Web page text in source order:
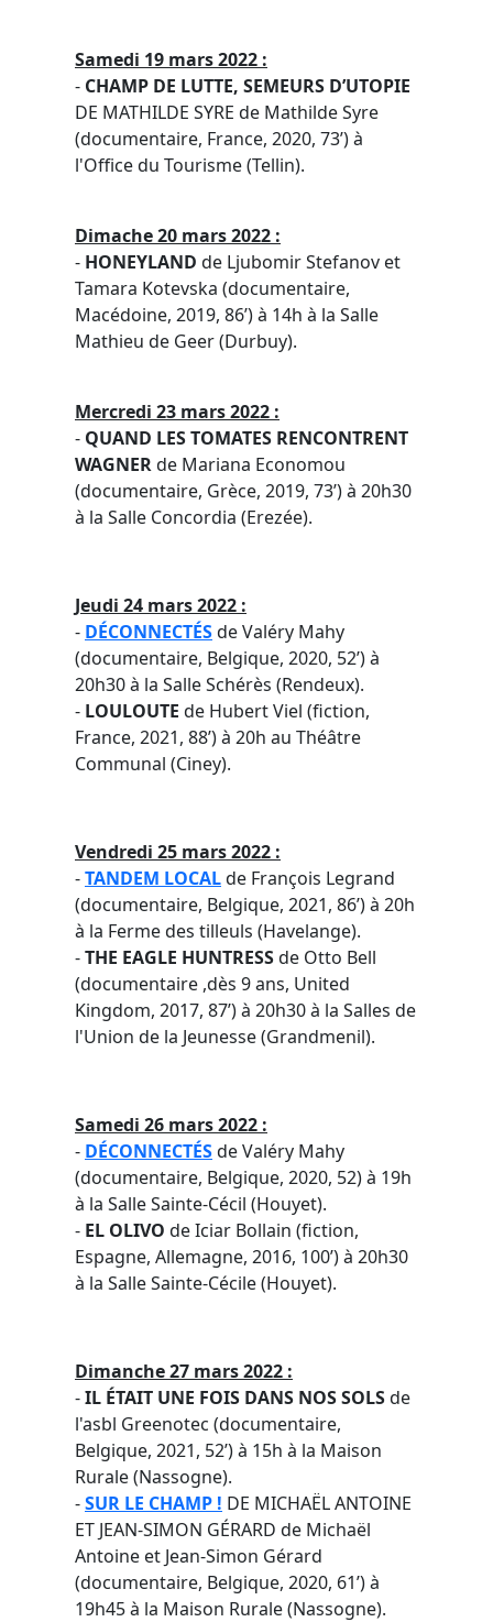
Samedi 19 mars 2022 :
- CHAMP DE LUTTE, SEMEURS D’UTOPIE
DE MATHILDE SYRE de Mathilde Syre
(documentaire, France, 2020, 73’) à
l'Office du Tourisme (Tellin).
Dimache 20 mars 2022 :
- HONEYLAND de Ljubomir Stefanov et
Tamara Kotevska (documentaire,
Macédoine, 2019, 86’) à 14h à la Salle
Mathieu de Geer (Durbuy).
Mercredi 23 mars 2022 :
- QUAND LES TOMATES RENCONTRENT
WAGNERde Mariana Economou
(documentaire, Grèce, 2019, 73’) à 20h30
à la Salle Concordia (Erezée).
Jeudi 24 mars 2022 :
- DÉCONNECTÉSde Valéry Mahy
(documentaire, Belgique, 2020, 52’) à
20h30 à la Salle Schérès (Rendeux).
- LOULOUTE de Hubert Viel (fiction,
France, 2021, 88’) à 20h au Théâtre
Communal (Ciney).
Vendredi 25 mars 2022 :
-TANDEM LOCALde François Legrand
(documentaire, Belgique, 2021, 86’) à 20h
à la Ferme des tilleuls (Havelange).
-THE EAGLE HUNTRESSde Otto Bell
(documentaire ,dès 9 ans, United
Kingdom, 2017, 87’) à 20h30 à la Salles de
l'Union de la Jeunesse (Grandmenil).
Samedi 26 mars 2022 :
- DÉCONNECTÉSde Valéry Mahy
(documentaire, Belgique, 2020, 52) à 19h
à la Salle Sainte-Cécil (Houyet).
- EL OLIVO de Iciar Bollain (fiction,
Espagne, Allemagne, 2016, 100’) à 20h30
à la Salle Sainte-Cécile (Houyet).
Dimanche 27 mars 2022 :
-IL ÉTAIT UNE FOIS DANS NOS SOLSde
l'asbl Greenotec (documentaire,
Belgique, 2021, 52’) à 15h à la Maison
Rurale (Nassogne).
-SUR LE CHAMP ! DE MICHAËL ANTOINE
ET JEAN-SIMON GÉRARD de Michaël
Antoine et Jean-Simon Gérard
(documentaire, Belgique, 2020, 61’) à
19h45 à la Maison Rurale (Nassogne).